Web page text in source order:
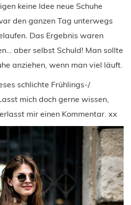
keine Idee neue Schuhe
den ganzen Tag unterwegs
Das Ergebnis waren
aber selbst Schuld! Man sollte
anziehen, wenn man viel läuft.
schlichte Frühlings-/
mich doch gerne wissen,
mir einen Kommentar. xx